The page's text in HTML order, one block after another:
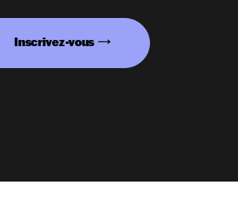
Inscrivez-vous